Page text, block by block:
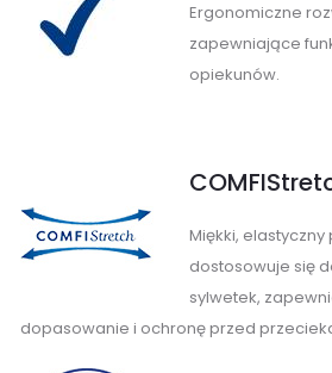
Ergonomiczne
zapewniające
opiekunów.
Miękki, elastyczny
dostosowuje się
sylwetek,
dopasowanie i ochronę przed